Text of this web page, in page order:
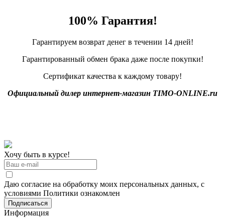
100% Гарантия!
Гарантируем возврат денег в течении 14 дней!
Гарантированный обмен брака даже после покупки!
Сертификат качества к каждому товару!
Официальный дилер интернет-магазин TIMO-ONLINE.ru
Хочу быть в курсе!
Даю согласие на обработку моих персональных данных, с
условиями Политики ознакомлен
Информация